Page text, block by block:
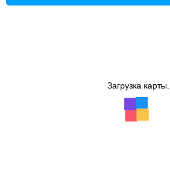
Загрузка карты...